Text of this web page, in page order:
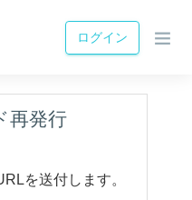
ログイン
再発行
を送付します。